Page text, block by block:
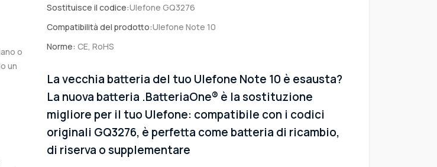
o
un
Sostituisce il codice:Ulefone GQ3276
Compatibilità del prodotto:Ulefone Note 10
Norme: CE, RoHS
La vecchia batteria del tuo Ulefone Note 10 è esausta?
La nuova batteria .BatteriaOne® è la sostituzione
migliore per il tuo Ulefone: compatibile con i codici
originali GQ3276, è perfetta come batteria di ricambio,
di riserva o supplementare